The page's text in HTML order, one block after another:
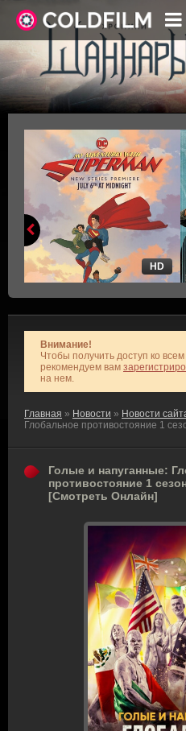
HD
Внимание!
Чтобы получить доступ ко
рекомендуем вам
на нем.
Главная » Новости » Новости
Глобальное противостояние 1
Голые и напуганные:
противостояние 1
[Смотреть Онлайн]